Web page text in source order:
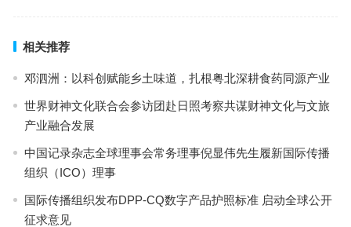
相关推荐
邓泗洲：以科创赋能乡土味道，扎根粤北深耕食药同源产业
世界财神文化联合会参访团赴日照考察共谋财神文化与文旅
产业融合发展
中国记录杂志全球理事会常务理事倪显伟先生履新国际传播
组织（ICO）理事
国际传播组织发布DPP-CQ数字产品护照标准 启动全球公开
征求意见